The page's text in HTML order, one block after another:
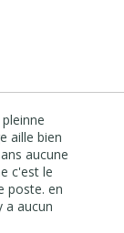
aille bien
aucune
c'est le
poste. en
a aucun